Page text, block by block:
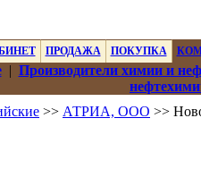
ПРОДАЖА ПОКУПКА
| Производители химии и
>> АТРИА, ООО >>